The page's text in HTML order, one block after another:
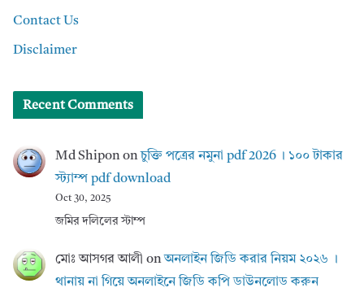
Contact Us
Disclaimer
Recent Comments
Md Shipononচুক্তি পত্রের নমুনা pdf 2026 । ১০০ টাকার
স্ট্যাম্প pdf download
Oct 30, 2025
জমির দলিলের স্টাম্প
মোঃ আসগর আলী onঅনলাইন জিডি করার নিয়ম ২০২৬ ।
থানায় না গিয়ে অনলাইনে জিডি কপি ডাউনলোড করুন